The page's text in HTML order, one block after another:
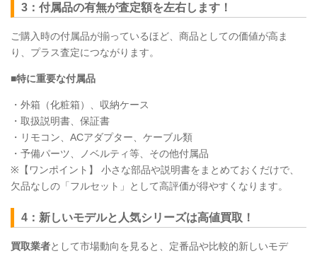
3：付属品の有無が査定額を左右します！
ご購入時の付属品が揃っているほど、商品としての価値が高ま
り、プラス査定につながります。
■特に重要な付属品
・外箱（化粧箱）、収納ケース
・取扱説明書、保証書
・リモコン、ACアダプター、ケーブル類
・予備パーツ、ノベルティ等、その他付属品
※【ワンポイント】 小さな部品や説明書をまとめておくだけで、
欠品なしの「フルセット」として高評価が得やすくなります。
4：新しいモデルと人気シリーズは高値買取！
買取業者として市場動向を見ると、定番品や比較的新しいモデ